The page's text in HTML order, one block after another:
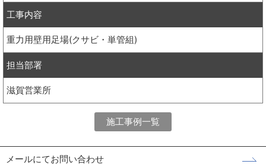
工事内容
重力用壁用足場(クサビ・単管組)
担当部署
滋賀営業所
施工事例一覧
メールにてお問い合わせ